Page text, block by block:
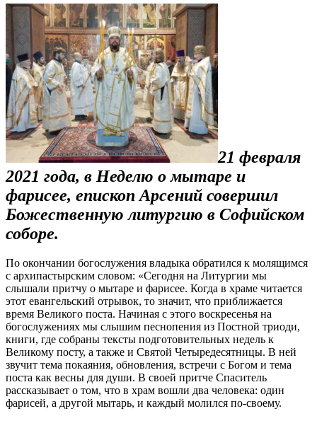
21 февраля
2021 года, в Неделю о мытаре и
фарисее, епископ Арсений совершил
Божественную литургию в Софийском
соборе.
По окончании богослужения владыка обратился к молящимся
с архипастырским словом: «Сегодня на Литургии мы
слышали притчу о мытаре и фарисее. Когда в храме читается
этот евангельский отрывок, то значит, что приближается
время Великого поста. Начиная с этого воскресенья на
богослужениях мы слышим песнопения из Постной триоди,
книги, где собраны тексты подготовительных недель к
Великому посту, а также и Святой Четыредесятницы. В ней
звучит тема покаяния, обновления, встречи с Богом и тема
поста как весны для души. В своей притче Спаситель
рассказывает о том, что в храм вошли два человека: один
фарисей, а другой мытарь, и каждый молился по-своему.